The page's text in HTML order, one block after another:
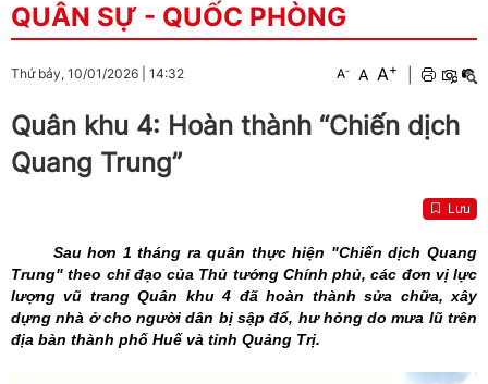
QUÂN SỰ - QUỐC PHÒNG
Thứ bảy, 10/01/2026 14:32 A- A A+
Quân khu 4: Hoàn thành “Chiến dịch
Quang Trung”
Lưu
Sau hơn 1 tháng ra quân thực hiện "Chiến dịch Quang
Trung" theo chỉ đạo của Thủ tướng Chính phủ, các đơn vị lực
lượng vũ trang Quân khu 4 đã hoàn thành sửa chữa, xây
dựng nhà ở cho người dân bị sập đổ, hư hỏng do mưa lũ trên
địa bàn thành phố Huế và tỉnh Quảng Trị.